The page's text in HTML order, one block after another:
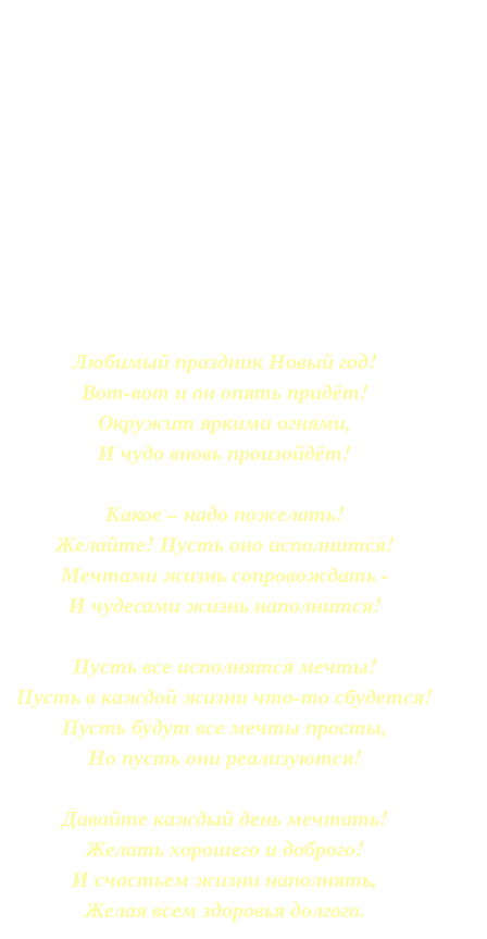
Любимый праздник Новый год!
Вот-вот и он опять придёт!
Окружит яркими огнями,
И чудо вновь произойдёт!
Какое – надо пожелать!
Желайте! Пусть оно исполнится!
Мечтами жизнь сопровождать -
И чудесами жизнь наполнится!
Пусть все исполнятся мечты!
Пусть в каждой жизни что-то сбудется!
Пусть будут все мечты просты,
Но пусть они реализуются!
Давайте каждый день мечтать!
Желать хорошего и доброго!
И счастьем жизни наполнять,
Желая всем здоровья долгого.